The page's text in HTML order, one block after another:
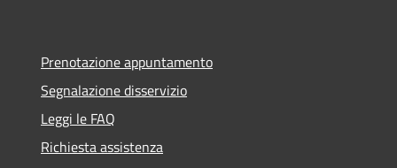
Prenotazione appuntamento
Segnalazione disservizio
Leggi le FAQ
Richiesta assistenza